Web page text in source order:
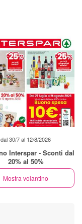
dal 30/7 al 12/8/2026
Interspar - Sconti dal
20% al 50%
Mostra volantino